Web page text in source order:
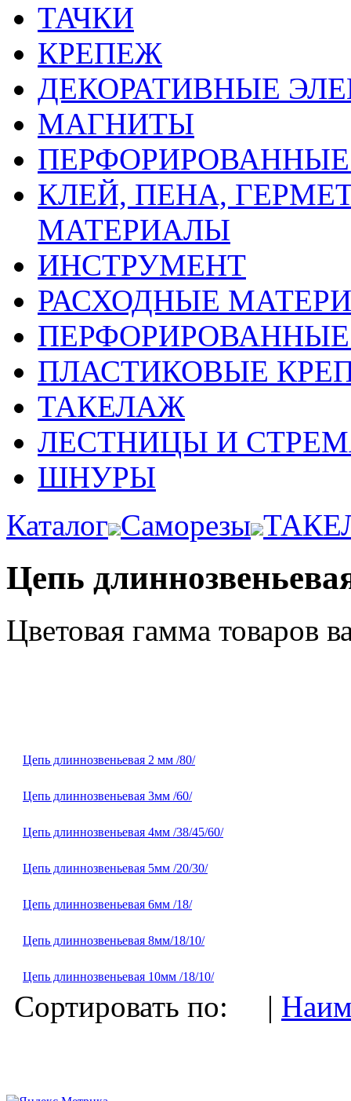
ТАЧКИ
КРЕПЕЖ
ДЕКОРАТИВНЫЕ
МАГНИТЫ
КЛЕЙ, ПЕНА,
МАТЕРИАЛЫ
ИНСТРУМЕНТ
РАСХОДНЫЕ
ПЛАСТИКОВЫЕ
ТАКЕЛАЖ
ЛЕСТНИЦЫ И
ШНУРЫ
Каталог Саморезы
Цепь
Цветовая гамма товаров
Цепь длиннозвеньевая 2 мм /80/
Цепь длиннозвеньевая 3мм /60/
Цепь длиннозвеньевая 4мм /38/45/60/
Цепь длиннозвеньевая 5мм /20/30/
Цепь длиннозвеньевая 6мм /18/
Цепь длиннозвеньевая 8мм/18/10/
Цепь длиннозвеньевая 10мм /18/10/
Сортировать по: |